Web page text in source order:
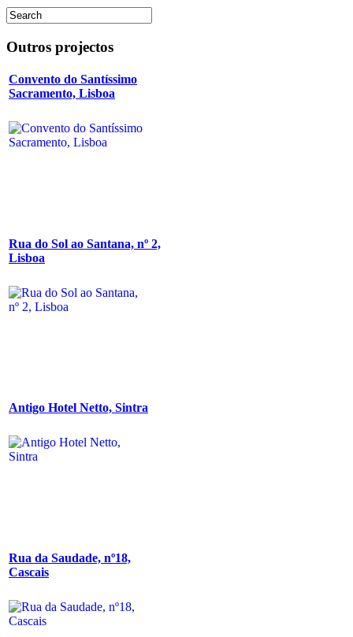
Outros projectos
Convento do Santíssimo
Sacramento, Lisboa
Rua do Sol ao Santana, nº 2,
Lisboa
Antigo Hotel Netto, Sintra
Rua da Saudade, nº18,
Cascais